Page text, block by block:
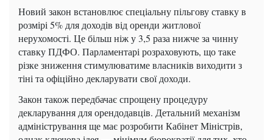
Новий закон встановлює спеціальну пільгову ставку в
розмірі 5% для доходів від оренди житлової
нерухомості. Це більш ніж у 3,5 раза нижче за чинну
ставку ПДФО. Парламентарі розраховують, що таке
різке зниження стимулюватиме власників виходити з
тіні та офіційно декларувати свої доходи.
Закон також передбачає спрощену процедуру
декларування для орендодавців. Детальний механізм
адміністрування ще має розробити Кабінет Міністрів,